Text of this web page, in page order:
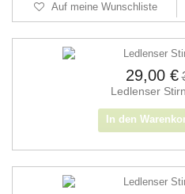
Auf meine Wunschliste
29,00 €
Ledlenser
In den